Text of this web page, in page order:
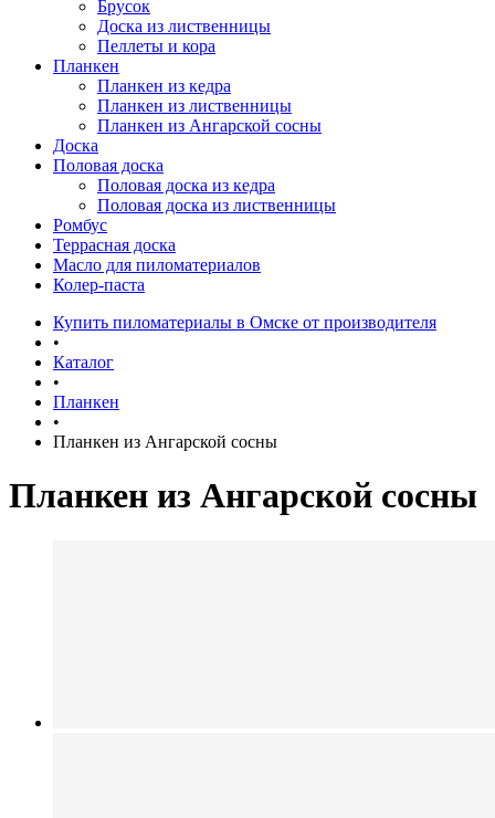
Брусок
Доска из лиственницы
Пеллеты и кора
Планкен
Планкен из кедра
Планкен из лиственницы
Планкен из Ангарской сосны
Доска
Половая доска
Половая доска из кедра
Половая доска из лиственницы
Ромбус
Террасная доска
Масло для пиломатериалов
Колер-паста
Купить пиломатериалы в Омске от производителя
•
Каталог
•
Планкен
•
Планкен из Ангарской сосны
Планкен из Ангарской сосны